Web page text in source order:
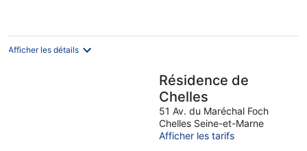
par
Afficher les détails
Résidence de
Chelles
51 Av. du Maréchal Foch
Chelles Seine-et-Marne
Afficher les tarifs